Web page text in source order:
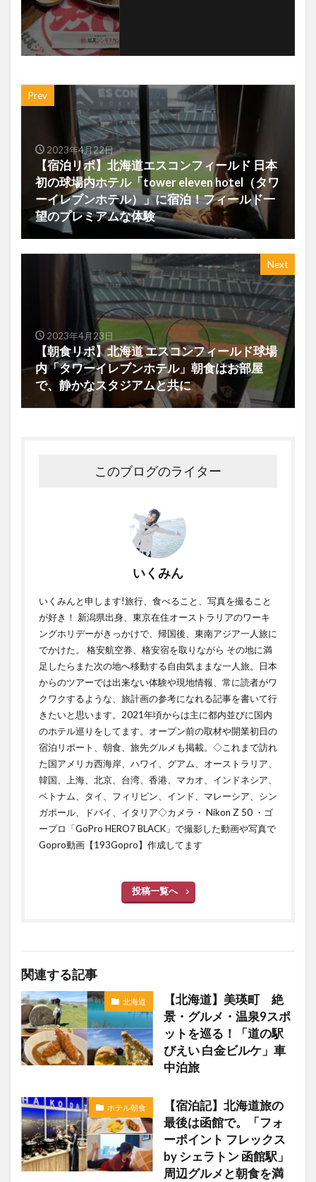
Prev
2023年4月22日
【宿泊リポ】北海道エスコンフィールド 日本
初の球場内ホテル「tower eleven hotel（タワ
ーイレブンホテル）」に宿泊！フィールド一
望のプレミアムな体験
Next
2023年4月23日
【朝食リポ】北海道 エスコンフィールド球場
内「タワーイレブンホテル」朝食はお部屋
で、静かなスタジアムと共に
このブログのライター
いくみん
いくみんと申します!旅行、食べること、写真を撮ること
が好き！ 新潟県出身、東京在住オーストラリアのワーキ
ングホリデーがきっかけで、帰国後、東南アジア一人旅に
でかけた。 格安航空券、格安宿を取りながら その地に満
足したらまた次の地へ移動する自由気ままな一人旅。日本
からのツアーでは出来ない体験や現地情報、常に読者がワ
クワクするような、旅計画の参考になれる記事を書いて行
きたいと思います。2021年頃からは主に都内並びに国内
のホテル巡りをしてます。オープン前の取材や開業初日の
宿泊リポート、朝食、旅先グルメも掲載。◇これまで訪れ
た国アメリカ西海岸、ハワイ、グアム、オーストラリア、
韓国、上海、北京、台湾、香港、マカオ、インドネシア、
ベトナム、タイ、フィリピン、インド、マレーシア、シン
ガポール、ドバイ、イタリア◇カメラ・ Nikon Z 50 ・ゴ
ープロ「GoPro HERO7 BLACK」で撮影した動画や写真で
Gopro動画【193Gopro】作成してます
投稿一覧へ
関連する記事
北海道
【北海道】美瑛町 絶
景・グルメ・温泉9スポ
ットを巡る！「道の駅
びえい 白金ビルケ」車
中泊旅
ホテル朝食
【宿泊記】北海道旅の
最後は函館で。「フォ
ーポイント フレックス
by シェラトン 函館駅」
周辺グルメと朝食を満